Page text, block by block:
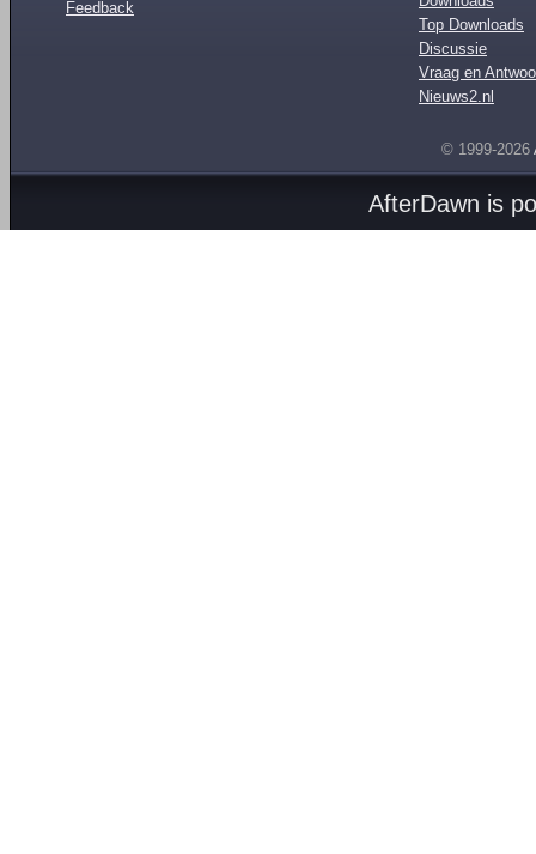
Feedback
Top Downloads
Discussie
Vraag en
Nieuws2.nl
© 1999-2026
AfterDawn is